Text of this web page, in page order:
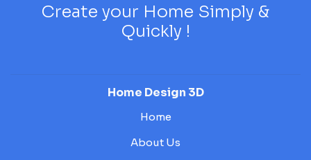
Create your Home Simply &
Quickly !
Home Design 3D
Home
About Us